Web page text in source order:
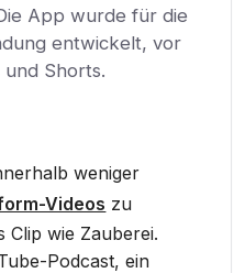
App wurde für die
entwickelt, vor
Shorts.
weniger
Videos zu
wie Zauberei.
Podcast, ein